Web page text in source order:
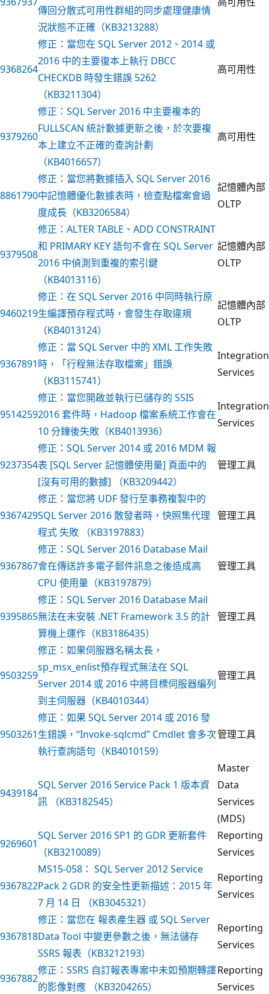
傳回分散式可用性群組的同步處理健康情
況狀態不正確（KB3213288）
9368264
修正：當您在 SQL Server 2012、2014 或
2016 中的主要復本上執行 DBCC
CHECKDB 時發生錯誤 5262
（KB3211304）
高可用性
9379260
修正：SQL Server 2016 中主要複本的
FULLSCAN 統計數據更新之後，於次要複
本上建立不正確的查詢計劃
（KB4016657）
高可用性
8861790
修正：當您將數據插入 SQL Server 2016
中記憶體優化數據表時，檢查點檔案會過
度成長（KB3206584）
記憶體內部
OLTP
9379508
修正：ALTER TABLE、ADD CONSTRAINT
和 PRIMARY KEY 語句不會在 SQL Server
2016 中偵測到重複的索引鍵
（KB4013116）
記憶體內部
OLTP
9460219
修正：在 SQL Server 2016 中同時執行原
生編譯預存程式時，會發生存取違規
（KB4013124）
記憶體內部
OLTP
9367891
修正：當 SQL Server 中的 XML 工作失敗
時，「行程無法存取檔案」錯誤
（KB3115741）
Integration
Services
9514259
修正：當您開啟並執行已儲存的 SSIS
2016 套件時，Hadoop 檔案系統工作會在
10 分鐘後失敗（KB4013936）
Integration
Services
9237354
修正：SQL Server 2014 或 2016 MDM 報
表 [SQL Server 記憶體使用量] 頁面中的
[沒有可用的數據] （KB3209442）
管理工具
9367429
修正：當您將 UDF 發行至事務複製中的
SQL Server 2016 散發者時，快照集代理
程式 失敗 （KB3197883）
管理工具
9367867
修正：SQL Server 2016 Database Mail
會在傳送許多電子郵件訊息之後造成高
CPU 使用量（KB3197879）
管理工具
9395865
修正：SQL Server 2016 Database Mail
無法在未安裝 .NET Framework 3.5 的計
算機上運作（KB3186435）
管理工具
9503259
修正：如果伺服器名稱太長，
sp_msx_enlist預存程式無法在 SQL
Server 2014 或 2016 中將目標伺服器編列
到主伺服器（KB4010344）
管理工具
9503261
修正：如果 SQL Server 2014 或 2016 發
生錯誤，“Invoke-sqlcmd” Cmdlet 會多次
執行查詢語句（KB4010159）
管理工具
9439184
SQL Server 2016 Service Pack 1 版本資
訊 （KB3182545）
Master
Data
Services
(MDS)
9269601
SQL Server 2016 SP1 的 GDR 更新套件
（KB3210089）
Reporting
Services
9367822
MS15-058： SQL Server 2012 Service
Pack 2 GDR 的安全性更新描述：2015 年
7 月 14 日 （KB3045321）
Reporting
Services
9367818
修正：當您在 報表產生器 或 SQL Server
Data Tool 中變更參數之後，無法儲存
SSRS 報表（KB3212193）
Reporting
Services
9367882
修正：SSRS 自訂報表專案中未如預期轉譯
的影像對應 （KB3204265）
Reporting
Services